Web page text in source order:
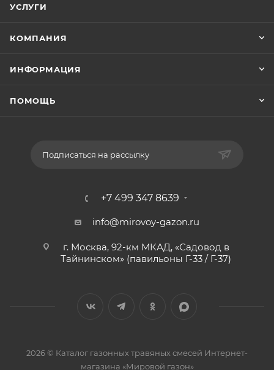
УСЛУГИ
КОМПАНИЯ
ИНФОРМАЦИЯ
ПОМОЩЬ
Подписаться на рассылку
+7 499 347 8639
info@mirovoy-gazon.ru
г. Москва, 92-км МКАД, «Садовод в
Тайнинском» (павильоны Г-33 / Г-37)
2026 © Каталог газонных травяных смесей Интернет-
магазина «Мировой газон»